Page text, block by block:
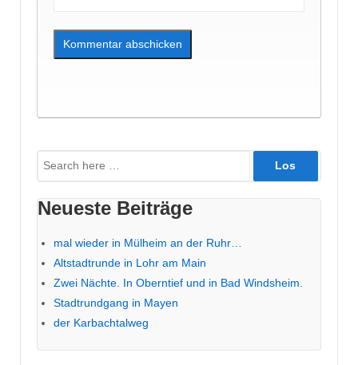
Suche
nach:
Neueste Beiträge
mal wieder in Mülheim an der Ruhr…
Altstadtrunde in Lohr am Main
Zwei Nächte. In Oberntief und in Bad Windsheim.
Stadtrundgang in Mayen
der Karbachtalweg